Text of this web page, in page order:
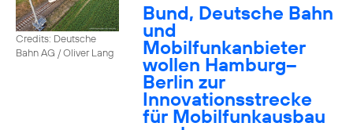
Credits: Deutsche
Bahn AG / Oliver Lang
Bund, Deutsche Bahn
und
Mobilfunkanbieter
wollen Hamburg–
Berlin zur
Innovationsstrecke
für Mobilfunkausbau